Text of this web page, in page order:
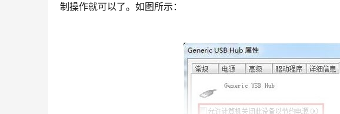
制操作就可以了。如图所示：